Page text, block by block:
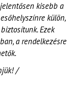
kisebb a
külön,
Ezek
a rendelkezésre
/